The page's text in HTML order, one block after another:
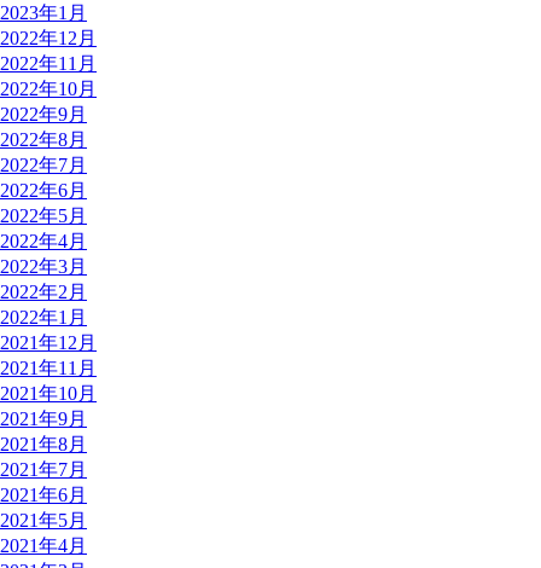
2023年1月
2022年12月
2022年11月
2022年10月
2022年9月
2022年8月
2022年7月
2022年6月
2022年5月
2022年4月
2022年3月
2022年2月
2022年1月
2021年12月
2021年11月
2021年10月
2021年9月
2021年8月
2021年7月
2021年6月
2021年5月
2021年4月